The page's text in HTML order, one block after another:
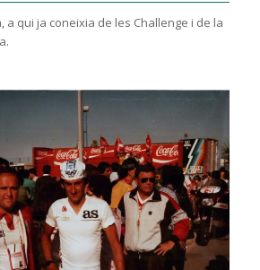
a qui ja coneixia de les Challenge i de la